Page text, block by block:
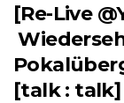
[Re-Live
[talk : talk]